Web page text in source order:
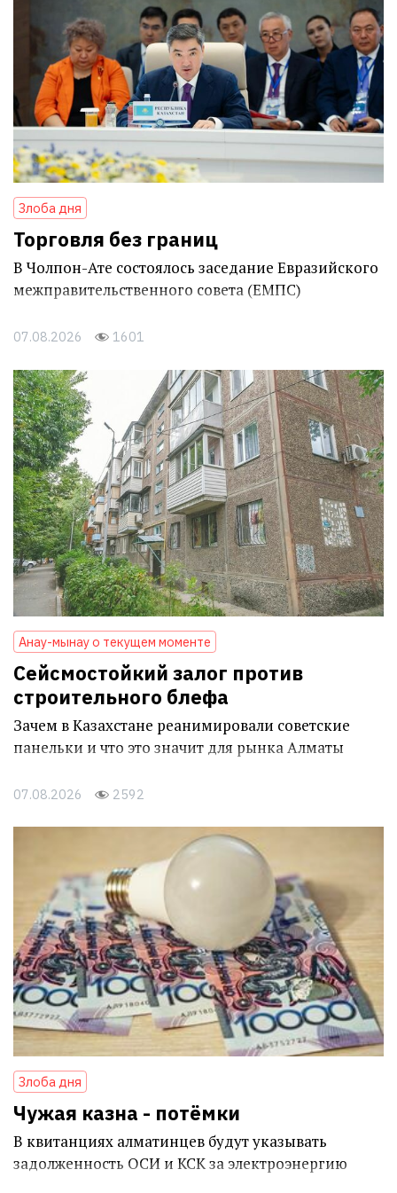
Злоба дня
Торговля без границ
В Чолпон-Ате состоялось заседание Евразийского
межправительственного совета (ЕМПС)
07.08.2026 1601
Анау-мынау о текущем моменте
Сейсмостойкий залог против
строительного блефа
Зачем в Казахстане реанимировали советские
панельки и что это значит для рынка Алматы
07.08.2026 2592
Злоба дня
Чужая казна - потёмки
В квитанциях алматинцев будут указывать
задолженность ОСИ и КСК за электроэнергию